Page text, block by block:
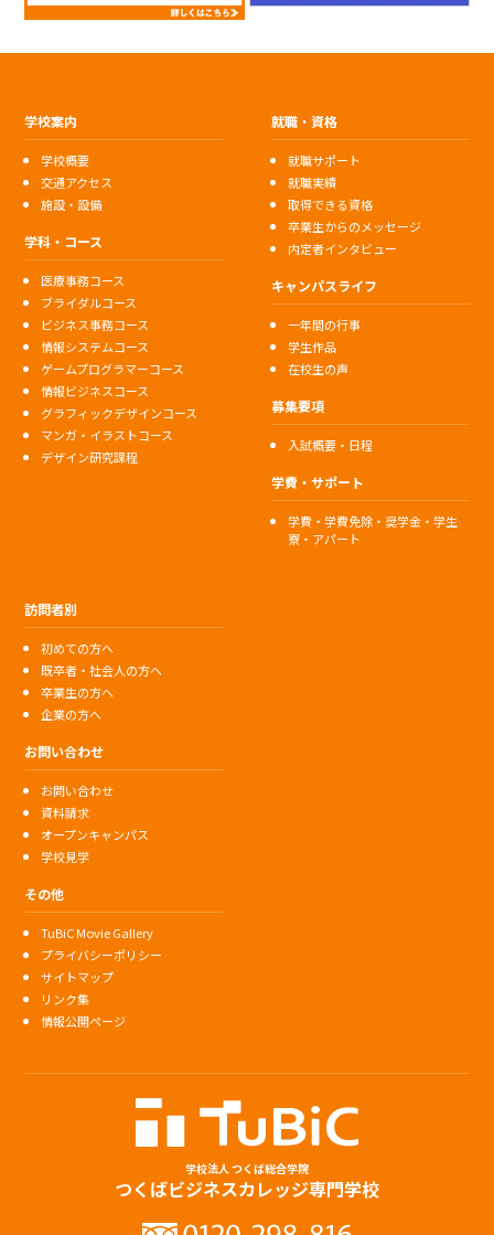
学校案内
学校概要
交通アクセス
施設・設備
学科・コース
医療事務コース
ブライダルコース
ビジネス事務コース
情報システムコース
ゲームプログラマーコース
情報ビジネスコース
グラフィックデザインコース
マンガ・イラストコース
デザイン研究課程
就職・資格
就職サポート
就職実績
取得できる資格
卒業生からのメッセージ
内定者インタビュー
キャンパスライフ
一年間の行事
学生作品
在校生の声
募集要項
入試概要・日程
学費・サポート
学費・学費免除・奨学金・学生
寮・アパート
訪問者別
初めての方へ
既卒者・社会人の方へ
卒業生の方へ
企業の方へ
お問い合わせ
お問い合わせ
資料請求
オープンキャンパス
学校見学
その他
TuBiC Movie Gallery
プライバシーポリシー
サイトマップ
リンク集
情報公開ページ
学校法人 つくば総合学院
つくばビジネスカレッジ専門学校